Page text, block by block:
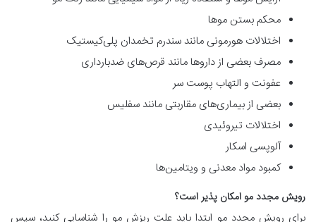
محکم بستن موها
اختلالات هورمونی مانند سندرم تخمدان پلی‌کیستیک
مصرف بعضی از داروها مانند قرص‌های ضدبارداری
عفونت و التهاب پوست سر
بعضی از بیماری‌های مقاربتی مانند سفلیس
اختلالات تیروئیدی
آلوپسی اسکار
کمبود مواد معدنی و ویتامین‌ها
رویش مجدد مو امکان پذیر است؟
برای رویش مجدد مو ابتدا باید علت ریزش مو را شناسایی کنید، سپس